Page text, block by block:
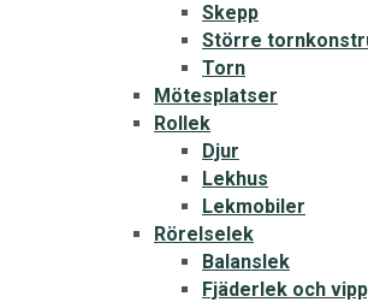
Skepp
Större
Torn
Mötesplatser
Rollek
Djur
Lekhus
Lekmobiler
Rörelselek
Balanslek
Fjäderlek och